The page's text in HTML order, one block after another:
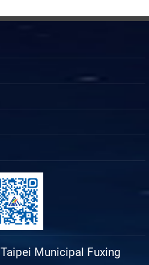
Taipei Municipal Fuxing